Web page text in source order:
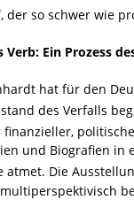
so schwer wie
Verb: Ein Prozess
hat für den
des Verfalls
finanzieller,
und Biografien in
atmet. Die